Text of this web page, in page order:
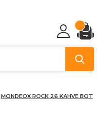
MONDEOX ROCK 26 KAHVE BOT